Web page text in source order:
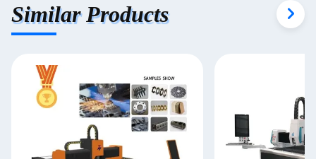
Similar Products